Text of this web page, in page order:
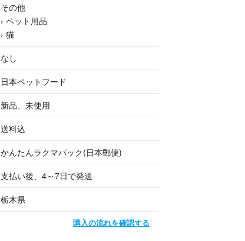
その他
› ペット用品
› 猫
なし
日本ペットフード
新品、未使用
送料込
かんたんラクマパック(日本郵便)
支払い後、4～7日で発送
栃木県
購入の流れを確認する